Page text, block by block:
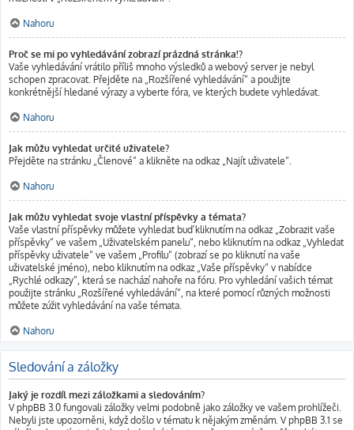
Nahoru
Proč se mi po vyhledávání zobrazí prázdná stránka!?
Vaše vyhledávání vrátilo příliš mnoho výsledků a webový server je nebyl
schopen zpracovat. Přejděte na „Rozšířené vyhledávání“ a použijte
konkrétnější hledané výrazy a vyberte fóra, ve kterých budete vyhledávat.
Nahoru
Jak můžu vyhledat určité uživatele?
Přejděte na stránku „Členové“ a klikněte na odkaz „Najít uživatele“.
Nahoru
Jak můžu vyhledat svoje vlastní příspěvky a témata?
Vaše vlastní příspěvky můžete vyhledat buď kliknutím na odkaz „Zobrazit vaše
příspěvky“ ve vašem „Uživatelském panelu“, nebo kliknutím na odkaz „Vyhledat
příspěvky uživatele“ ve vašem „Profilu“ (zobrazí se po kliknutí na vaše
uživatelské jméno), nebo kliknutím na odkaz „Vaše příspěvky“ v nabídce
„Rychlé odkazy“, která se nachází nahoře na fóru. Pro vyhledání vašich témat
použijte stránku „Rozšířené vyhledávání“, na které pomocí různých možnosti
můžete zúžit vyhledávání na vaše témata.
Nahoru
Sledování a záložky
Jaký je rozdíl mezi záložkami a sledováním?
V phpBB 3.0 fungovali záložky velmi podobně jako záložky ve vašem prohlížeči.
Nebyli jste upozorněni, když došlo v tématu k nějakým změnám. V phpBB 3.1 se